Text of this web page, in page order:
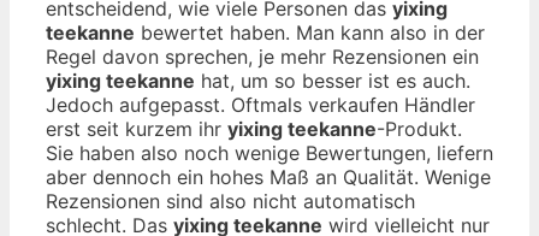
entscheidend, wie viele Personen das yixing
teekanne bewertet haben. Man kann also in der
Regel davon sprechen, je mehr Rezensionen ein
yixing teekanne hat, um so besser ist es auch.
Jedoch aufgepasst. Oftmals verkaufen Händler
erst seit kurzem ihr yixing teekanne-Produkt.
Sie haben also noch wenige Bewertungen, liefern
aber dennoch ein hohes Maß an Qualität. Wenige
Rezensionen sind also nicht automatisch
schlecht. Das yixing teekanne wird vielleicht nur